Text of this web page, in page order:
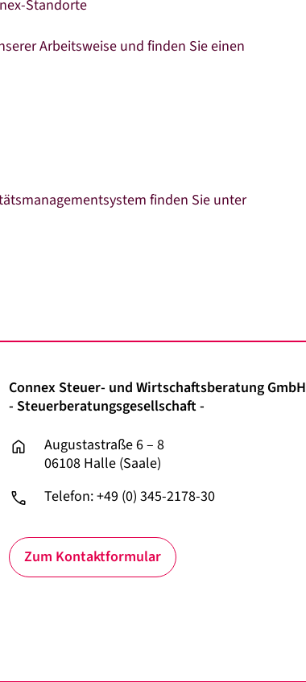
Standorte
Arbeitsweise und finden Sie einen
finden Sie unter
Connex Steuer- und Wirtschaftsberatung GmbH
- Steuerberatungsgesellschaft -
Augustastraße 6 – 8
06108 Halle (Saale)
Telefon: +49 (0) 345-2178-30
Zum Kontaktformular